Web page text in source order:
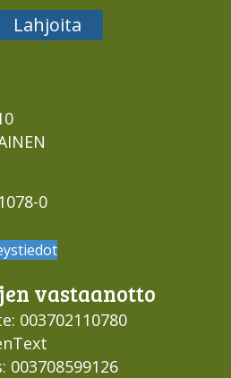
Lahjoita
0
vastaan­otto
003702110780